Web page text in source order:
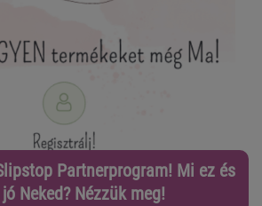
Partnerprogram! Mi ez és
Neked? Nézzük meg!